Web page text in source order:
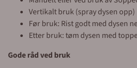
Vertikalt bruk (spray dysen opp)
Før bruk: Rist godt med dysen
Etter bruk: tøm dysen med
Gode råd ved bruk